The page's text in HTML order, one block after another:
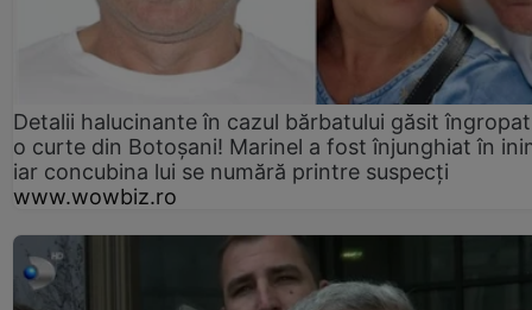
Detalii halucinante în cazul bărbatului găsit
o curte din Botoșani! Marinel a fost înjunghiat în
iar concubina lui se numără printre suspecți
www.wowbiz.ro